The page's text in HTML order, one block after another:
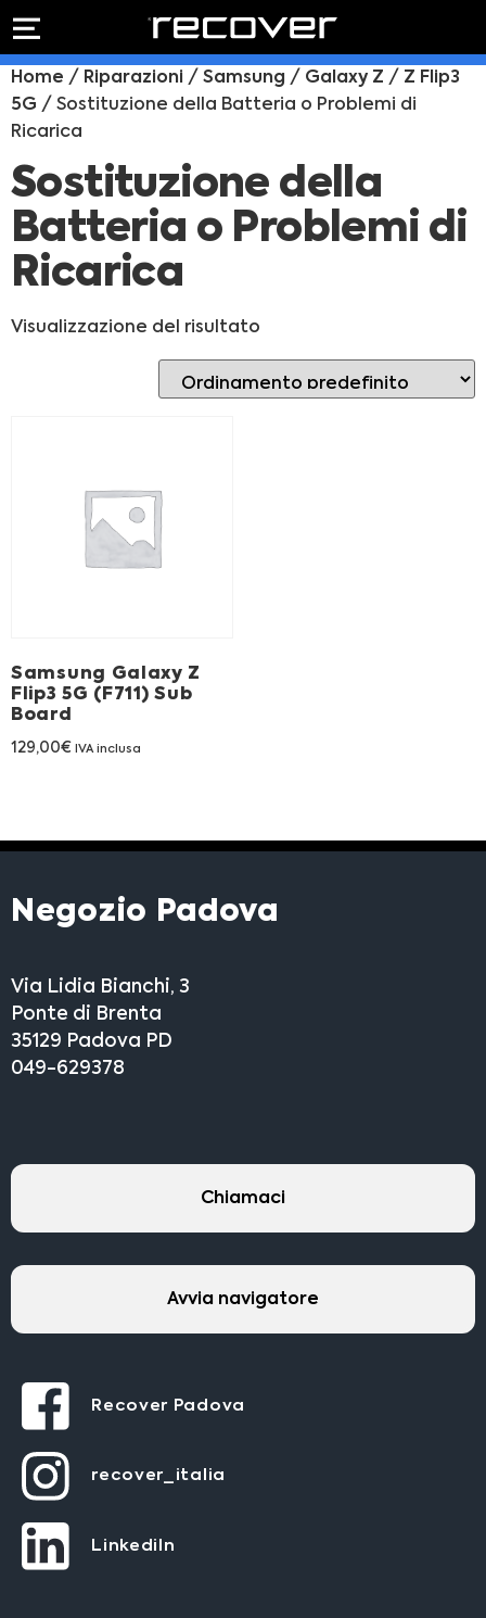
Preventivo online
Shop online
ACQUISTA IPHONE
Rivenditori B2B
Franchising
PREVENTIVO
Preventivo
RIPARAZIONE
IPHONE
schermo
Sostituzione
batteria
Home / Riparazioni / Samsung / Galaxy Z / Z Flip3
5G / Sostituzione della Batteria o Problemi di
Ricarica
Sostituzione della
Batteria o Problemi di
Ricarica
Visualizzazione del risultato
Samsung Galaxy Z
Flip3 5G (F711) Sub
Board
129,00€ IVA inclusa
Negozio Padova
Via Lidia Bianchi, 3
Ponte di Brenta
35129 Padova PD
049-629378
Chiamaci
Avvia navigatore
Recover Padova
recover_italia
LinkediIn